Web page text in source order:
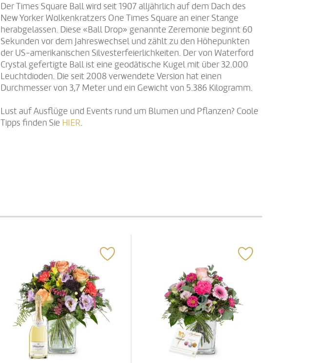
Der Times Square Ball wird seit 1907 alljährlich auf dem Dach des
New Yorker Wolkenkratzers One Times Square an einer Stange
herabgelassen. Diese «Ball Drop» genannte Zeremonie beginnt 60
Sekunden vor dem Jahreswechsel und zählt zu den Höhepunkten
der US-amerikanischen Silvesterfeierlichkeiten. Der von Waterford
Crystal gefertigte Ball ist eine geodätische Kugel mit über 32.000
Leuchtdioden. Die seit 2008 verwendete Version hat einen
Durchmesser von 3,7 Meter und ein Gewicht von 5.386 Kilogramm.
Lust auf Ausflüge und Events rund um Blumen und Pflanzen? Coole
Tipps finden Sie HIER.